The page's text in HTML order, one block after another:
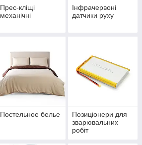
Прес-кліщі
механічні
Інфрачервоні
датчики руху
Постельное белье
Позиціонери для
зварювальних
робіт